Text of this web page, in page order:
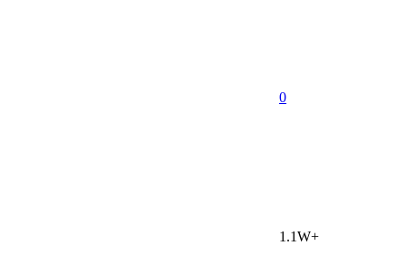
0
1.1W+